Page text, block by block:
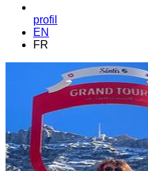
profil
EN
FR